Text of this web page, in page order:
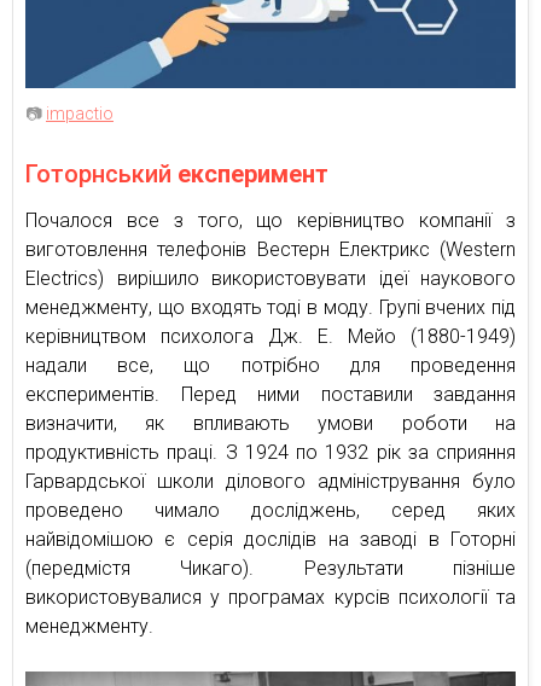
📷 impactio
Готорнський експеримент
Почалося все з того, що керівництво компанії з
виготовлення телефонів Вестерн Електрикс (Western
Electrics) вирішило використовувати ідеї наукового
менеджменту, що входять тоді в моду. Групі вчених під
керівництвом психолога Дж. Е. Мейо (1880-1949)
надали все, що потрібно для проведення
експериментів. Перед ними поставили завдання
визначити, як впливають умови роботи на
продуктивність праці. З 1924 по 1932 рік за сприяння
Гарвардської школи ділового адміністрування було
проведено чимало досліджень, серед яких
найвідомішою є серія дослідів на заводі в Готорні
(передмістя Чикаго). Результати пізніше
використовувалися у програмах курсів психології та
менеджменту.